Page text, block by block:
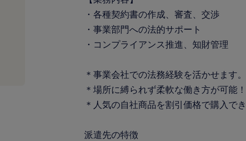
・各種契約書の作成、審査、交渉
・事業部門への法的サポート
・コンプライアンス推進、知財管理
＊事業会社での法務経験を活かせます。
＊場所に縛られず柔軟な働き方が可能！
＊人気の自社商品を割引価格で購入で
派遣先の特徴